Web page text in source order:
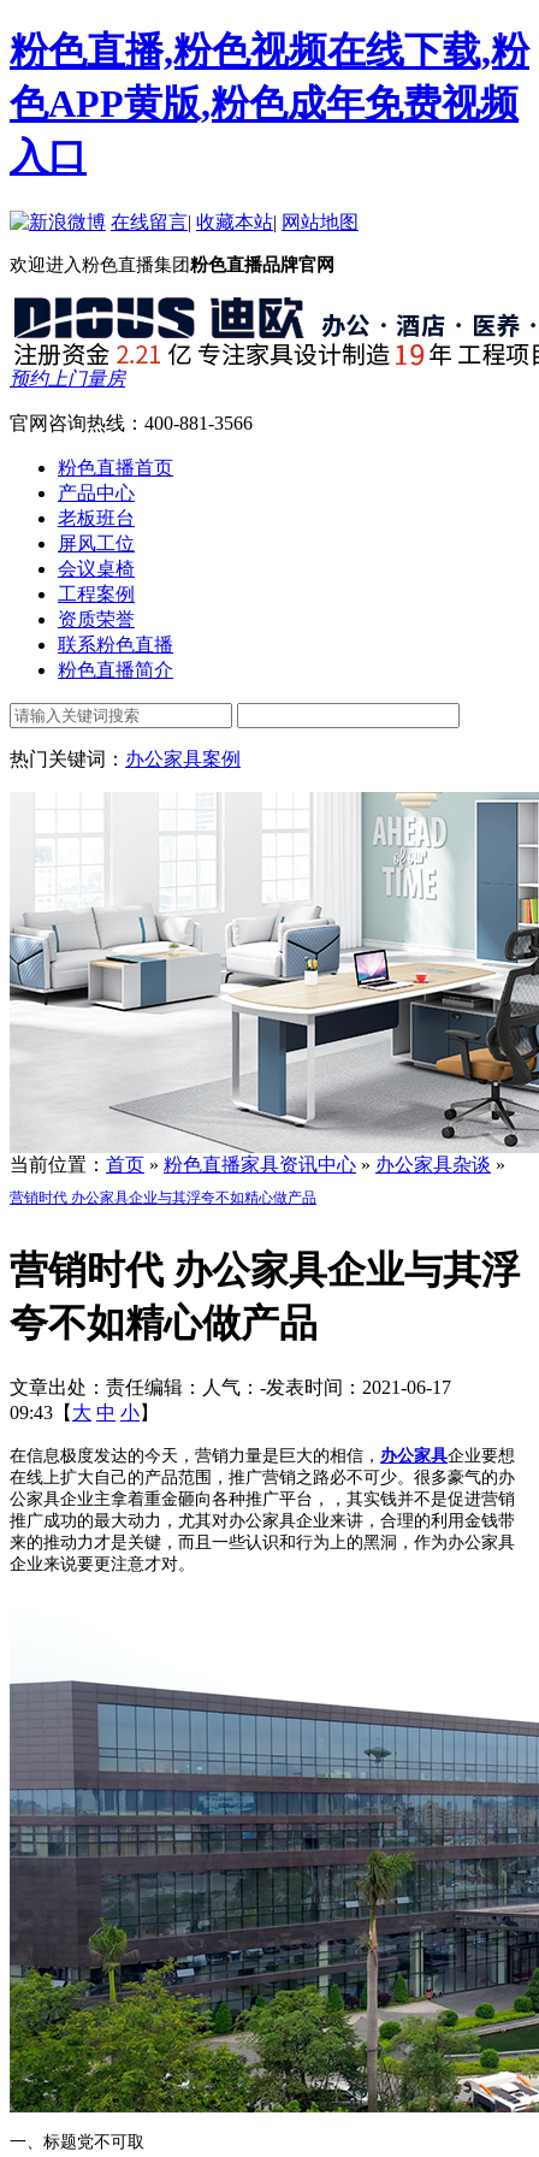
粉色直播,粉色视频在线下载,粉
色APP黄版,粉色成年免费视频
入口
在线留言| 收藏本站| 网站地图
欢迎进入粉色直播集团粉色直播品牌官网
预约上门量房
官网咨询热线： 400-881-3566
粉色直播首页
产品中心
老板班台
屏风工位
会议桌椅
工程案例
资质荣誉
联系粉色直播
粉色直播简介
热门关键词： 办公家具案例
当前位置： 首页 » 粉色直播家具资讯中心 » 办公家具杂谈 »
营销时代 办公家具企业与其浮夸不如精心做产品
营销时代 办公家具企业与其浮
夸不如精心做产品
文章出处： 责任编辑： 人气： -发表时间：2021-06-17
09:43【 大 中 小】
在信息极度发达的今天，营销力量是巨大的相信， 办公家具企业要想
在线上扩大自己的产品范围，推广营销之路必不可少。很多豪气的办
公家具企业主拿着重金砸向各种推广平台，，其实钱并不是促进营销
推广成功的最大动力，尤其对办公家具企业来讲，合理的利用金钱带
来的推动力才是关键，而且一些认识和行为上的黑洞，作为办公家具
企业来说要更注意才对。
一、标题党不可取